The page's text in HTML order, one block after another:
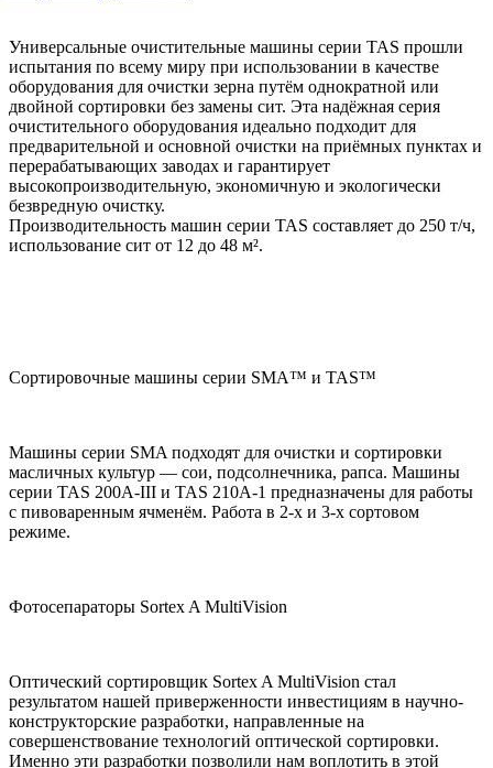
Универсальные очистительные машины серии TAS прошли
испытания по всему миру при использовании в качестве
оборудования для очистки зерна путём однократной или
двойной сортировки без замены сит. Эта надёжная серия
очистительного оборудования идеально подходит для
предварительной и основной очистки на приёмных пунктах и
перерабатывающих заводах и гарантирует
высокопроизводительную, экономичную и экологически
безвредную очистку.
Производительность машин серии TAS составляет до 250 т/ч,
использование сит от 12 до 48 м².
Сортировочные машины серии SMA™ и TAS™
Машины серии SMA подходят для очистки и сортировки
масличных культур — сои, подсолнечника, рапса. Машины
серии TAS 200A-III и TAS 210A-1 предназначены для работы
с пивоваренным ячменём. Работа в 2-х и 3-х сортовом
режиме.
Фотосепараторы Sortex A MultiVision
Оптический сортировщик Sortex A MultiVision стал
результатом нашей приверженности инвестициям в научно-
конструкторские разработки, направленные на
совершенствование технологий оптической сортировки.
Именно эти разработки позволили нам воплотить в этой